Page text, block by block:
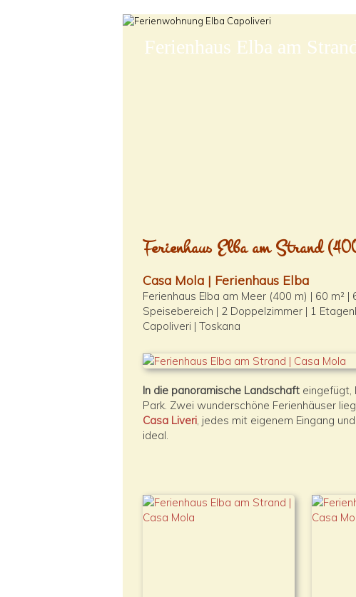
Ferienhaus Elba am
Ferienhaus Elba am Strand
Casa Mola | Ferienhaus Elba
Ferienhaus Elba am Meer (400 m) | 60 m² |
Speisebereich | 2 Doppelzimmer | 1
Capoliveri | Toskana
In die panoramische Landschaft eingefügt,
Park. Zwei wunderschöne Ferienhäuser
Casa Liveri, jedes mit eigenem Eingang
ideal.